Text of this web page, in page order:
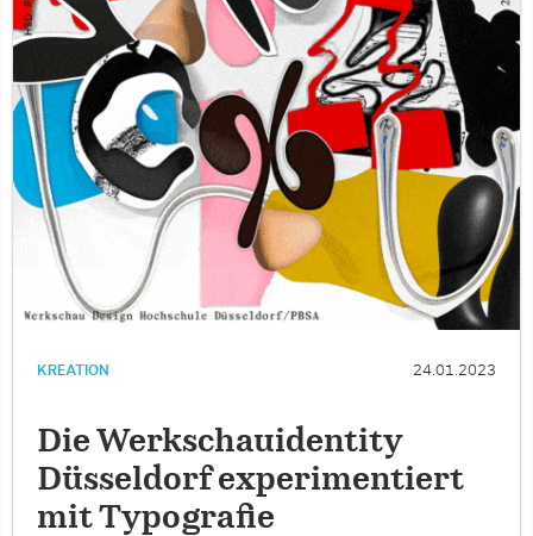
KREATION 24.01.2023
Die Werkschauidentity
Düsseldorf experimentiert
mit Typografie